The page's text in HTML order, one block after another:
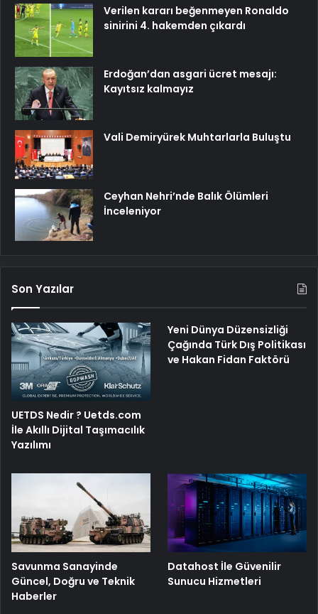
Verilen kararı beğenmeyen Ronaldo
sinirini 4. hakemden çıkardı
Erdoğan’dan asgari ücret mesajı:
Kayıtsız kalmayız
Vali Demiryürek Muhtarlarla Buluştu
Ceyhan Nehri’nde Balık Ölümleri
İnceleniyor
Son Yazılar
UETDS Nedir ? Uetds.com
İle Akıllı Dijital Taşımacılık
Yazılımı
Yeni Dünya Düzensizliği
Çağında Türk Dış Politikası
ve Hakan Fidan Faktörü
Savunma Sanayinde
Güncel, Doğru ve Teknik
Haberler
Datahost İle Güvenilir
Sunucu Hizmetleri